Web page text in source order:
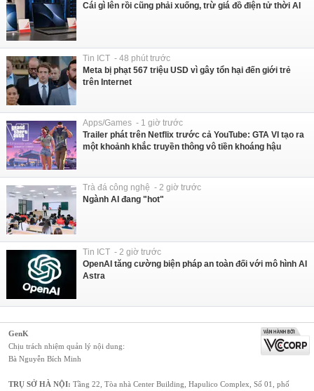
Cái gì lên rồi cũng phải xuống, trừ giá đồ điện tử thời AI
Tin ICT - 48 phút trước
Meta bị phạt 567 triệu USD vì gây tổn hại đến giới trẻ
trên Internet
Apps/Games - 1 giờ trước
Trailer phát trên Netflix trước cả YouTube: GTA VI tạo ra
một khoảnh khắc truyền thông vô tiền khoáng hậu
Trà đá công nghệ - 2 giờ trước
Ngành AI đang "hot"
Tin ICT - 2 giờ trước
OpenAI tăng cường biện pháp an toàn đối với mô hình AI
Astra
GenK
Chịu trách nhiệm quản lý nội dung:
Bà Nguyễn Bích Minh
TRỤ SỞ HÀ NỘI: Tầng 22, Tòa nhà Center Building, Hapulico Complex, Số 01, phố